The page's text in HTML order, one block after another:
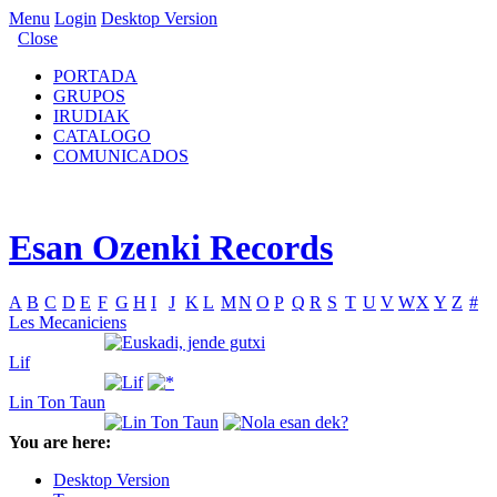
Menu Login Desktop Version
Close
PORTADA
GRUPOS
IRUDIAK
CATALOGO
COMUNICADOS
Esan Ozenki Records
A B C D E F G H I J K L MN O P Q R S T U V WX Y Z #
Les Mecaniciens
Lif
Lin Ton Taun
You are here:
Desktop Version